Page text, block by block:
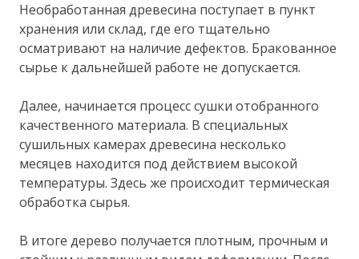
Необработанная древесина поступает в пункт
хранения или склад, где его тщательно
осматривают на наличие дефектов. Бракованное
сырье к дальнейшей работе не допускается.
Далее, начинается процесс сушки отобранного
качественного материала. В специальных
сушильных камерах древесина несколько
месяцев находится под действием высокой
температуры. Здесь же происходит термическая
обработка сырья.
В итоге дерево получается плотным, прочным и